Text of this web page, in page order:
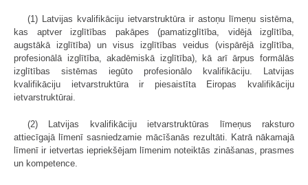
(1) Latvijas kvalifikāciju ietvarstruktūra ir astoņu līmeņu sistēma,
kas aptver izglītības pakāpes (pamatizglītība, vidējā izglītība,
augstākā izglītība) un visus izglītības veidus (vispārējā izglītība,
profesionālā izglītība, akadēmiskā izglītība), kā arī ārpus formālās
izglītības sistēmas iegūto profesionālo kvalifikāciju. Latvijas
kvalifikāciju ietvarstruktūra ir piesaistīta Eiropas kvalifikāciju
ietvarstruktūrai.
(2) Latvijas kvalifikāciju ietvarstruktūras līmeņus raksturo
attiecīgajā līmenī sasniedzamie mācīšanās rezultāti. Katrā nākamajā
līmenī ir ietvertas iepriekšējam līmenim noteiktās zināšanas, prasmes
un kompetence.